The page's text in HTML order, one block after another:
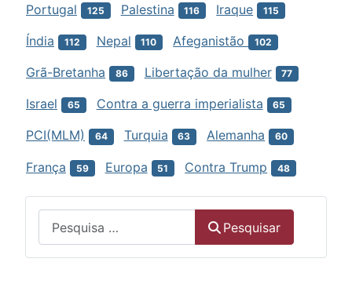
Portugal 125 Palestina 116 Iraque 115
Índia 112 Nepal 110 Afeganistão 102
Grã-Bretanha 86 Libertação da mulher 77
Israel 65 Contra a guerra imperialista 65
PCI(MLM) 64 Turquia 63 Alemanha 60
França 59 Europa 51 Contra Trump 48
Pesquisar